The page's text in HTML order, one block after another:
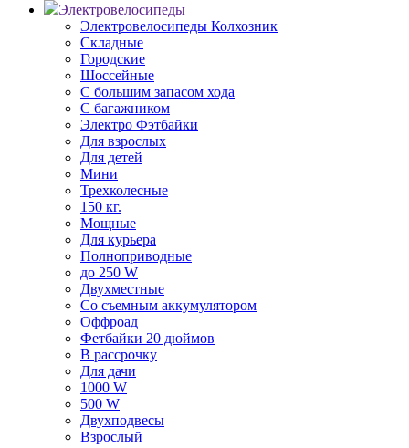
Электровелосипеды
Электровелосипеды Колхозник
Складные
Городские
Шоссейные
С большим запасом хода
С багажником
Электро Фэтбайки
Для взрослых
Для детей
Мини
Трехколесные
150 кг.
Мощные
Для курьера
Полноприводные
до 250 W
Двухместные
Со съемным аккумулятором
Оффроад
Фетбайки 20 дюймов
В рассрочку
Для дачи
1000 W
500 W
Двухподвесы
Взрослый